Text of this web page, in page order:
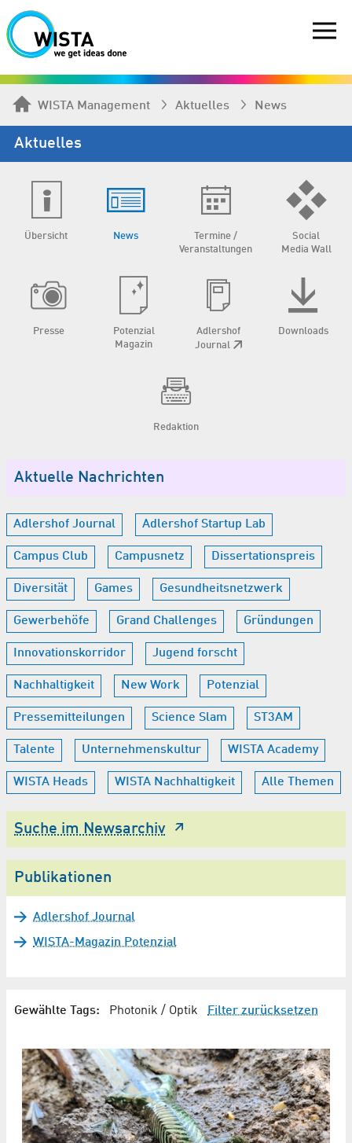
WISTA Management Aktuelles News
Aktuelles
Übersicht News
Termine /
Veranstaltungen
Social
Media Wall
Presse
Potenzial
Magazin
Adlershof
Journal
Downloads
Redaktion
Aktuelle Nachrichten
Adlershof Journal Adlershof Startup Lab
Campus Club Campusnetz Dissertationspreis
Diversität Games Gesundheitsnetzwerk
Gewerbehöfe Grand Challenges Gründungen
Innovationskorridor Jugend forscht
Nachhaltigkeit New Work Potenzial
Pressemitteilungen Science Slam ST3AM
Talente Unternehmenskultur WISTA Academy
WISTA Heads WISTA Nachhaltigkeit Alle Themen
Suche im Newsarchiv
Publikationen
Adlershof Journal
WISTA-Magazin Potenzial
Gewählte Tags: Photonik / Optik Filter zurücksetzen